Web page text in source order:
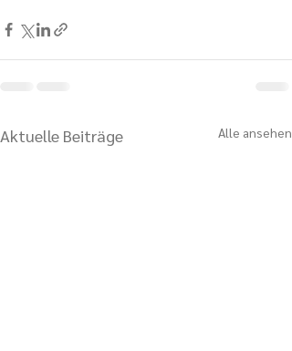
Aktuelle Beiträge Alle ansehen